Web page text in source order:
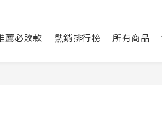
薦必敗款 熱銷排行榜 所有商品